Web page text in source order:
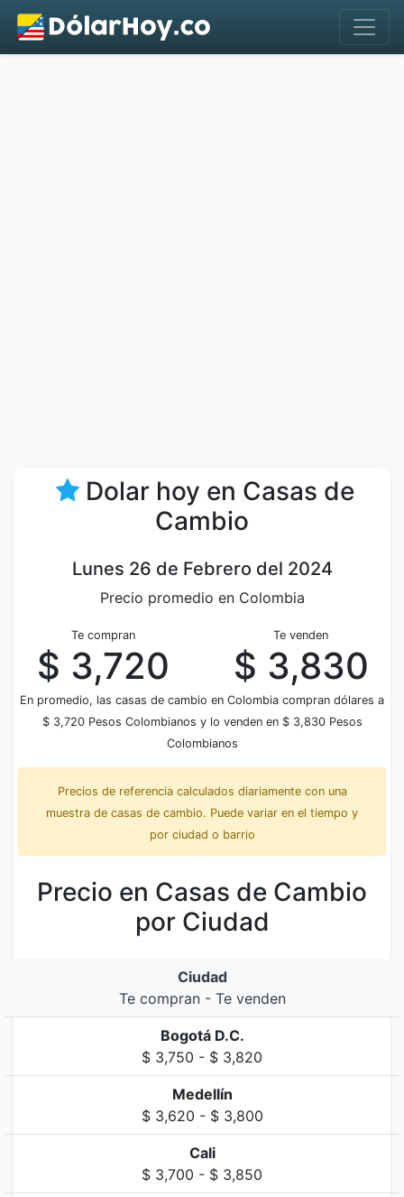
Dolar hoy en Casas de
Cambio
Lunes 26 de Febrero del 2024
Precio promedio en Colombia
Te compran
$ 3,720
Te venden
$ 3,830
En promedio, las casas de cambio en Colombia compran dólares a
$ 3,720 Pesos Colombianos y lo venden en $ 3,830 Pesos
Colombianos
Precios de referencia calculados diariamente con una
muestra de casas de cambio. Puede variar en el tiempo y
por ciudad o barrio
Precio en Casas de Cambio
por Ciudad
Ciudad
Te compran - Te venden
Bogotá D.C.
$ 3,750 - $ 3,820
Medellín
$ 3,620 - $ 3,800
Cali
$ 3,700 - $ 3,850